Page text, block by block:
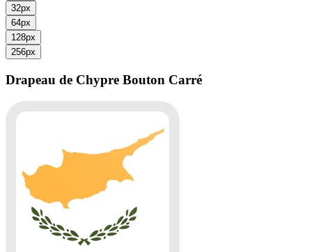
32px
64px
128px
256px
Drapeau de Chypre Bouton Carré